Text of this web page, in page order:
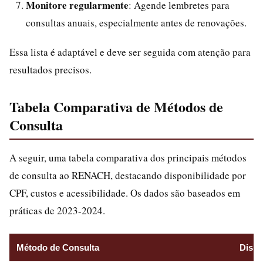
Monitore regularmente: Agende lembretes para
consultas anuais, especialmente antes de renovações.
Essa lista é adaptável e deve ser seguida com atenção para
resultados precisos.
Tabela Comparativa de Métodos de
Consulta
A seguir, uma tabela comparativa dos principais métodos
de consulta ao RENACH, destacando disponibilidade por
CPF, custos e acessibilidade. Os dados são baseados em
práticas de 2023-2024.
Método de Consulta